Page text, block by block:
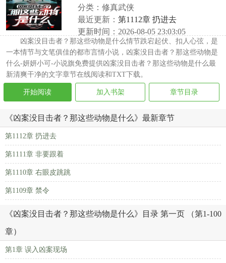
分类：修真武侠
最近更新： 第1112章 扔进去
更新时间：2026-08-05 23:03:05
凶案没目击者？那这些动物是什么情节跌宕起伏、扣人心弦，是
一本情节与文笔俱佳的都市言情小说，凶案没目击者？那这些动物是
什么-妍妍小可-小说旗免费提供凶案没目击者？那这些动物是什么最
新清爽干净的文字章节在线阅读和TXT下载。
开始阅读 加入书架 章节目录
《凶案没目击者？那这些动物是什么》最新章节
第1112章 扔进去
第1111章 非要跟着
第1110章 右眼皮跳跳
第1109章 禁令
《凶案没目击者？那这些动物是什么》目录 第一页 （第1-100
章）
第1章 误入凶案现场